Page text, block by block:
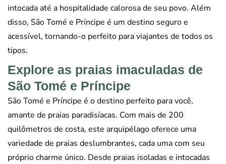
intocada até a hospitalidade calorosa de seu povo. Além
disso, São Tomé e Príncipe é um destino seguro e
acessível, tornando-o perfeito para viajantes de todos os
tipos.
Explore as praias imaculadas de
São Tomé e Príncipe
São Tomé e Príncipe é o destino perfeito para você,
amante de praias paradisíacas. Com mais de 200
quilômetros de costa, este arquipélago oferece uma
variedade de praias deslumbrantes, cada uma com seu
próprio charme único. Desde praias isoladas e intocadas